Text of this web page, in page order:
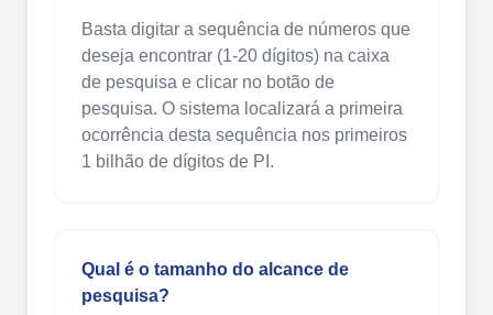
Basta digitar a sequência de números que
deseja encontrar (1-20 dígitos) na caixa
de pesquisa e clicar no botão de
pesquisa. O sistema localizará a primeira
ocorrência desta sequência nos primeiros
1 bilhão de dígitos de PI.
Qual é o tamanho do alcance de
pesquisa?